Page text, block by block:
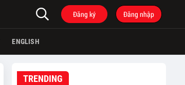
Đăng ký Đăng nhập
ENGLISH
TRENDING